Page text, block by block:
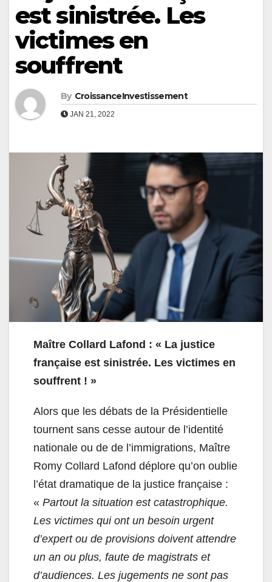
est sinistrée. Les
victimes en
souffrent
By CroissanceInvestissement
JAN 21, 2022
Maître Collard Lafond : « La justice
française est sinistrée. Les victimes en
souffrent ! »
Alors que les débats de la Présidentielle
tournent sans cesse autour de l’identité
nationale ou de de l’immigrations, Maître
Romy Collard Lafond déplore qu’on oublie
l’état dramatique de la justice française :
« Partout la situation est catastrophique.
Les victimes qui ont un besoin urgent
d’expert ou de provisions doivent attendre
un an ou plus, faute de magistrats et
d’audiences. Les jugements ne sont pas